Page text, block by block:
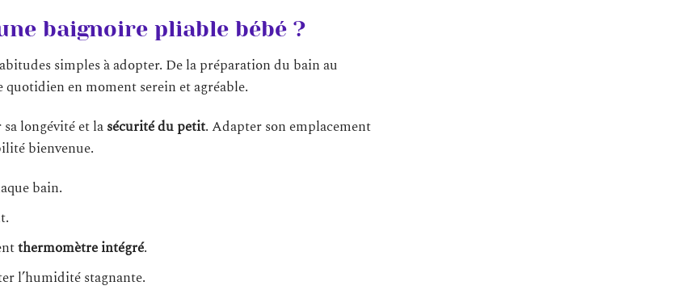
baignoire pliable bébé ?
simples à adopter. De la préparation du bain au
en moment serein et agréable.
longévité et lasécurité du petit. Adapter son emplacement
bienvenue.
bain.
thermomètre intégré.
l’humidité stagnante.